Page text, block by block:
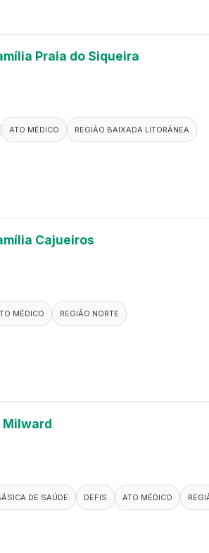
Praia do Siqueira
ATO MÉDICO REGIÃO BAIXADA LITORÂNEA
Cajueiros
MÉDICO REGIÃO NORTE
Milward
DE SAÚDE DEFIS ATO MÉDICO